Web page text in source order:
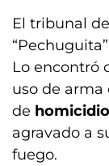
El tribunal
Lo encontró
uso de
de
agravado a
fuego.